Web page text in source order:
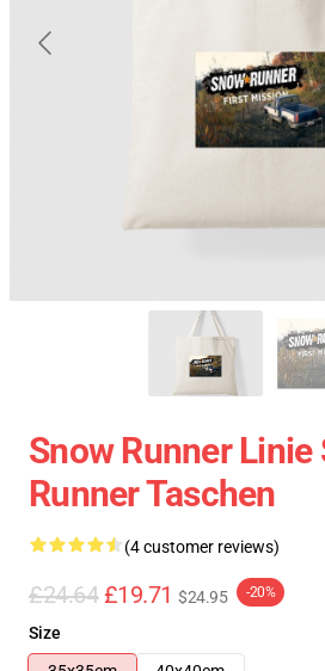
Snow Runner Linie
Runner Taschen
(4 customer reviews)
£24.64 £19.71 $24.95 -20%
Size